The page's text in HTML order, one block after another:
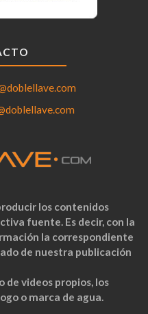
los contenidos
fuente. Es decir, con la
la correspondiente
de nuestra publicación
de videos propios, los
o marca de agua.